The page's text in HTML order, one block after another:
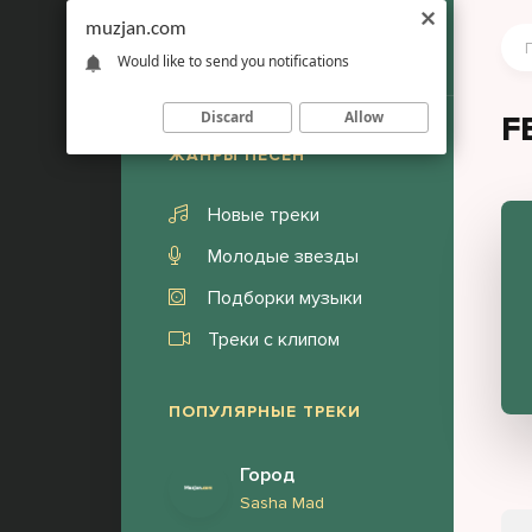
ЖАНРЫ ПЕСЕН
Новые треки
Молодые звезды
Подборки музыки
Треки с клипом
ПОПУЛЯРНЫЕ ТРЕКИ
Город
Sasha Mad
muzjan.com
Would like to send you notifications
Discard Allow